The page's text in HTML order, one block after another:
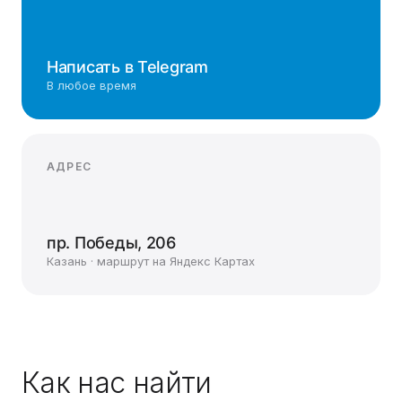
Написать в Telegram
В любое время
АДРЕС
пр. Победы, 206
Казань · маршрут на Яндекс Картах
Как нас найти